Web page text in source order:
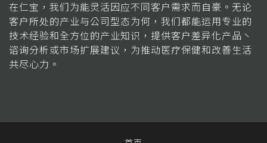
在仁宝，我们为能灵活因应不同客户需求而自豪。无论
客户所处的产业与公司型态为何，我们都能运用专业的
技术经验和全方位的产业知识，提供客户差异化产品丶
谘询分析或市场扩展建议，为推动医疗保健和改善生活
共尽心力。